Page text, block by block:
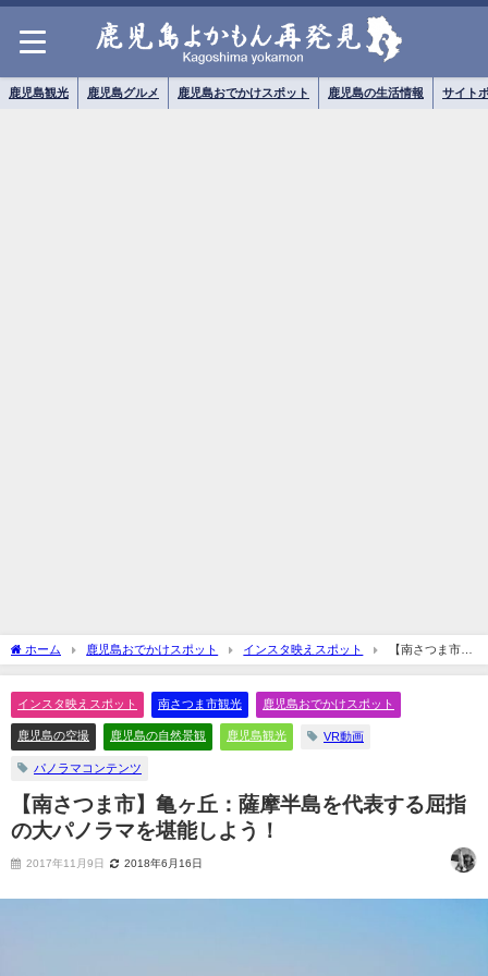
鹿児島観光 鹿児島グルメ 鹿児島おでかけスポット 鹿児島の生活情報 サイト
ホーム 鹿児島おでかけスポット インスタ映えスポット
【南さつま市】
亀ヶ丘：薩摩半島を代表する屈指の大パノラマを堪能しよう！
インスタ映えスポット 南さつま市観光 鹿児島おでかけスポット
鹿児島の空撮 鹿児島の自然景観 鹿児島観光 VR動画
パノラマコンテンツ
【南さつま市】亀ヶ丘：薩摩半島を代表する屈指
の大パノラマを堪能しよう！
2017年11月9日 2018年6月16日